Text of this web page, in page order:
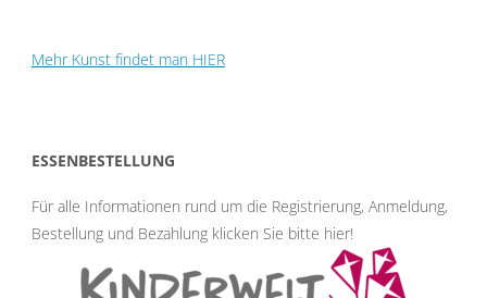
Mehr Kunst findet man HIER
ESSENBESTELLUNG
Für alle Informationen rund um die Registrierung, Anmeldung,
Bestellung und Bezahlung klicken Sie bitte hier!